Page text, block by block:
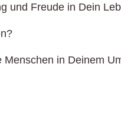
und Freude in Dein
in Deinem